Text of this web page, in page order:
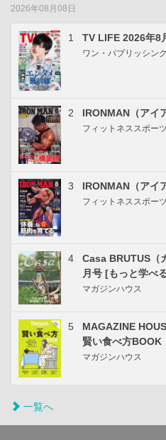
2026年08月08日
1 TV LIFE 2026年8
ワン・パブリッシン
2 IRONMAN（アイ
フィットネススポーツ
3 IRONMAN（アイ
フィットネススポーツ
4
Casa BRUTUS（
月号 [もっと学べ
マガジンハウス
5
MAGAZINE
賢い食べ方
マガジンハウス
一覧へ